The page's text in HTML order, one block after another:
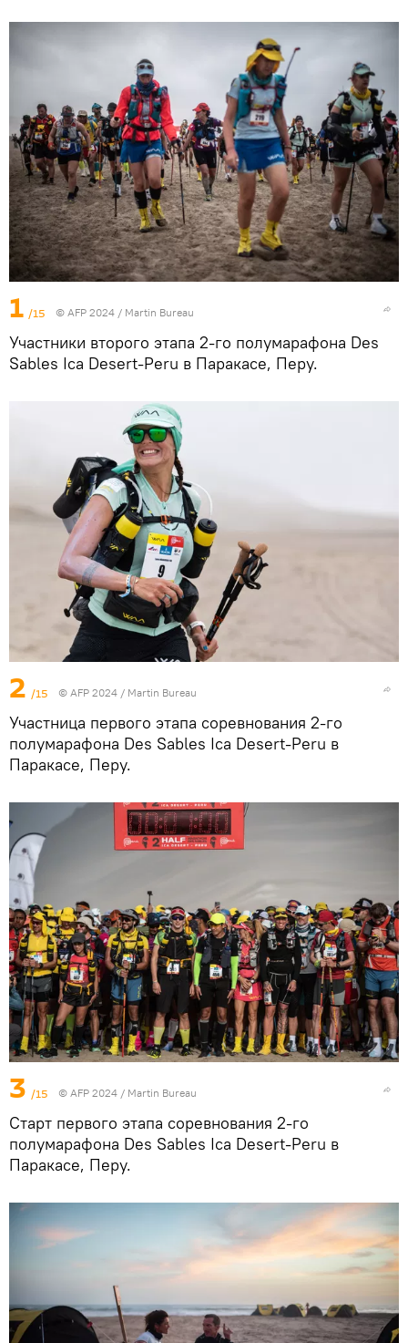
1 /15 © AFP 2024 / Martin Bureau
Участники второго этапа 2-го полумарафона Des
Sables Ica Desert-Peru в Паракасе, Перу.
2 /15 © AFP 2024 / Martin Bureau
Участница первого этапа соревнования 2-го
полумарафона Des Sables Ica Desert-Peru в
Паракасе, Перу.
3 /15 © AFP 2024 / Martin Bureau
Старт первого этапа соревнования 2-го
полумарафона Des Sables Ica Desert-Peru в
Паракасе, Перу.